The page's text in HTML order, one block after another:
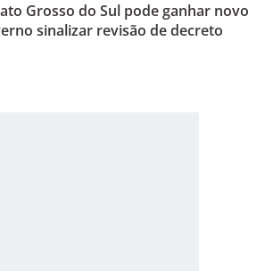
Grosso do Sul pode ganhar novo
sinalizar revisão de decreto